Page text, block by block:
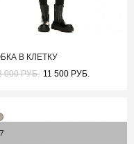
В КЛЕТКУ
000 РУБ. 11 500 РУБ.